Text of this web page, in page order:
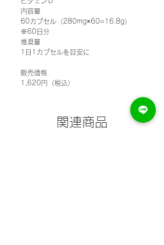
内容量
60カプセル（280mg×60=16.8g）
※60日分
推奨量
1日1カプセルを目安に
販売価格
1,620円（税込）
関連商品